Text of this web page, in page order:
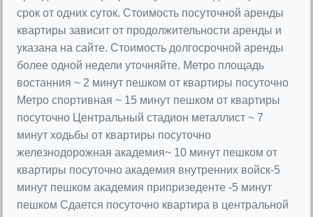
срок от одних суток. Стоимость посуточной аренды
квартиры зависит от продолжительности аренды и
указана на сайте. Стоимость долгосрочной аренды
более одной недели уточняйте. Метро площадь
востанния ~ 2 минут пешком от квартиры посуточно
Метро спортивная ~ 15 минут пешком от квартиры
посуточно Центральный стадион металлист ~ 7
минут ходьбы от квартиры посуточно
железнодорожная академия~ 10 минут пешком от
квартиры посуточно академия внутренних войск-5
минут пешком академия припризеденте -5 минут
пешком Сдается посуточно квартира в центральной